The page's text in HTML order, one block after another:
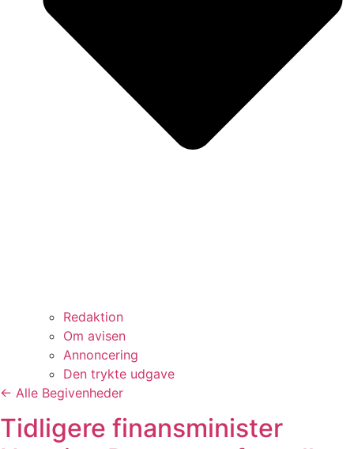
Redaktion
Om avisen
Annoncering
Den trykte udgave
← Alle Begivenheder
Tidligere finansminister